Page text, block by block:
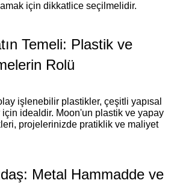
için dikkatlice seçilmelidir.
Temeli: Plastik ve
Rolü
işlenebilir plastikler, çeşitli yapısal
idealdir. Moon'un plastik ve yapay
projelerinizde pratiklik ve maliyet
Metal Hammadde ve